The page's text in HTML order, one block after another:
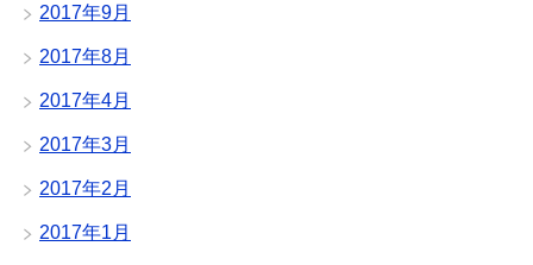
2017年9月
2017年8月
2017年4月
2017年3月
2017年2月
2017年1月